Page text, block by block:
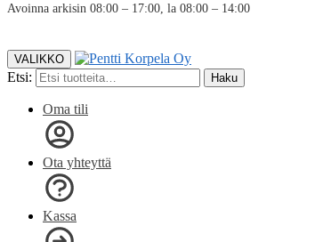
Avoinna arkisin 08:00 – 17:00, la 08:00 – 14:00
VALIKKO
Etsi: Haku
Oma tili
Ota yhteyttä
Kassa